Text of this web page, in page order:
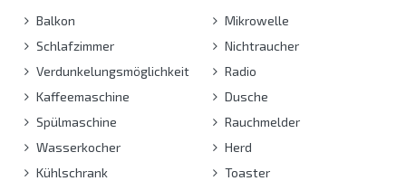
Balkon
Schlafzimmer
Verdunkelungsmöglichkeit
Kaffeemaschine
Spülmaschine
Wasserkocher
Kühlschrank
Mikrowelle
Nichtraucher
Radio
Dusche
Rauchmelder
Herd
Toaster